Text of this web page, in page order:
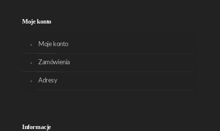
Moje konto
Moje konto
Zamówienia
Adresy
Informacje